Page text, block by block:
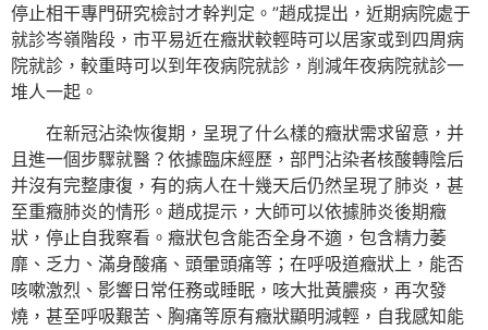
停止相干專門研究檢討才幹判定。”趙成提出，近期病院處于
就診岑嶺階段，市平易近在癥狀較輕時可以居家或到四周病
院就診，較重時可以到年夜病院就診，削減年夜病院就診一
堆人一起。
在新冠沾染恢復期，呈現了什么樣的癥狀需求留意，并
且進一個步驟就醫？依據臨床經歷，部門沾染者核酸轉陰后
并沒有完整康復，有的病人在十幾天后仍然呈現了肺炎，甚
至重癥肺炎的情形。趙成提示，大師可以依據肺炎後期癥
狀，停止自我察看。癥狀包含能否全身不適，包含精力萎
靡、乏力、滿身酸痛、頭暈頭痛等；在呼吸道癥狀上，能否
咳嗽激烈、影響日常任務或睡眠，咳大批黃膿痰，再次發
燒，甚至呼吸艱苦、胸痛等原有癥狀顯明減輕，自我感知能